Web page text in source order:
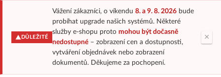
DŮLEŽITÉ
Vážení zákazníci, o víkendu 8. a 9. 8. 2026bude
probíhat upgrade našich systémů. Některé
služby e-shopu proto mohou být dočasně
nedostupné– zobrazení cen a dostupnosti,
vytváření objednávek nebo zobrazení
dokumentů. Děkujeme za pochopení.
×